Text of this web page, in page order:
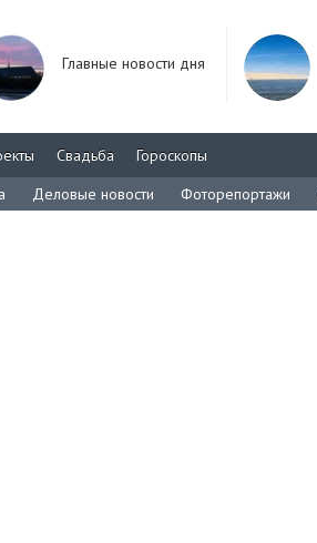
Главные новости дня
Свадьба
Гороскопы
Деловые новости Фоторепортажи